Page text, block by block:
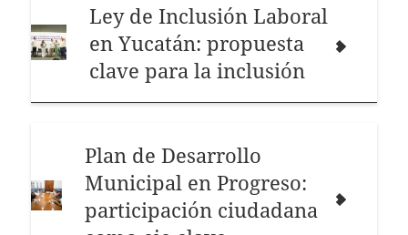
Ley de Inclusión Laboral
en Yucatán: propuesta
clave para la inclusión
Plan de Desarrollo
Municipal en Progreso:
participación ciudadana